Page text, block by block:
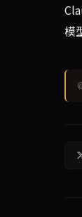
模